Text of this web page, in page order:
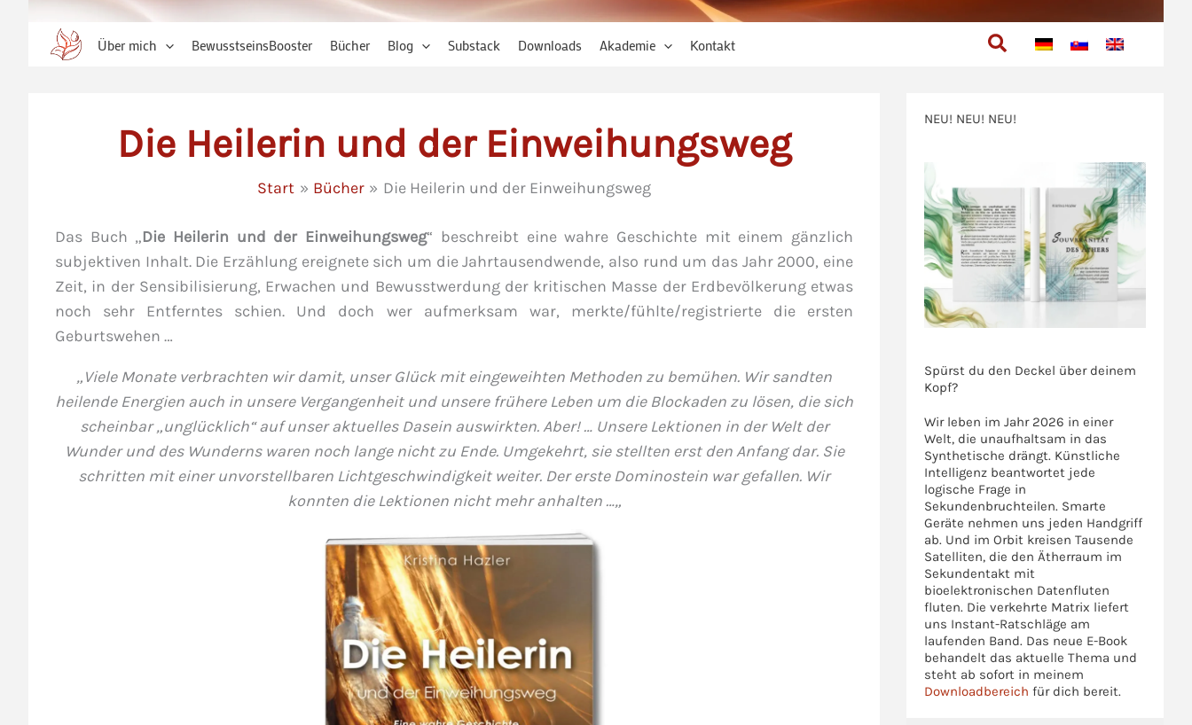
Über mich BewusstseinsBooster Bücher Blog Substack Downloads Akademie Kontakt Suchen
Die Heilerin und der Einweihungsweg
Start Bücher Die Heilerin und der Einweihungsweg
Das Buch „Die Heilerin und der Einweihungsweg“ beschreibt eine wahre Geschichte mit einem gänzlich
subjektiven Inhalt. Die Erzählung ereignete sich um die Jahrtausendwende, also rund um das Jahr 2000, eine
Zeit, in der Sensibilisierung, Erwachen und Bewusstwerdung der kritischen Masse der Erdbevölkerung etwas
noch sehr Entferntes schien. Und doch wer aufmerksam war, merkte/fühlte/registrierte die ersten
Geburtswehen …
„Viele Monate verbrachten wir damit, unser Glück mit eingeweihten Methoden zu bemühen. Wir sandten
heilende Energien auch in unsere Vergangenheit und unsere frühere Leben um die Blockaden zu lösen, die sich
scheinbar „unglücklich“ auf unser aktuelles Dasein auswirkten. Aber! … Unsere Lektionen in der Welt der
Wunder und des Wunderns waren noch lange nicht zu Ende. Umgekehrt, sie stellten erst den Anfang dar. Sie
schritten mit einer unvorstellbaren Lichtgeschwindigkeit weiter. Der erste Dominostein war gefallen. Wir
konnten die Lektionen nicht mehr anhalten …„
NEU! NEU! NEU!
Spürst du den Deckel über deinem
Kopf?
Wir leben im Jahr 2026 in einer
Welt, die unaufhaltsam in das
Synthetische drängt. Künstliche
Intelligenz beantwortet jede
logische Frage in
Sekundenbruchteilen. Smarte
Geräte nehmen uns jeden Handgriff
ab. Und im Orbit kreisen Tausende
Satelliten, die den Ätherraum im
Sekundentakt mit
bioelektronischen Datenfluten
fluten. Die verkehrte Matrix liefert
uns Instant-Ratschläge am
laufenden Band. Das neue E-Book
behandelt das aktuelle Thema und
steht ab sofort in meinem
Downloadbereich für dich bereit.